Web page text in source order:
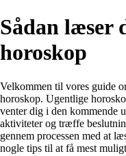
Sådan læser
horoskop
Velkommen til vores guide
horoskop. Ugentlige
venter dig i den kommende
aktiviteter og træffe
gennem processen med at
nogle tips til at få mest